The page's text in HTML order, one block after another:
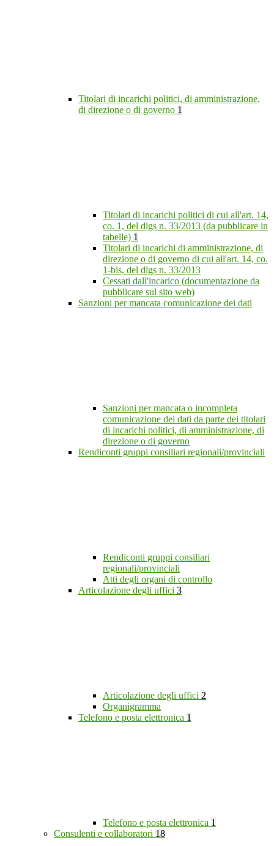
Titolari di incarichi politici, di amministrazione,
di direzione o di governo 1
Titolari di incarichi politici di cui all'art. 14,
co. 1, del dlgs n. 33/2013 (da pubblicare in
tabelle) 1
Titolari di incarichi di amministrazione, di
direzione o di governo di cui all'art. 14, co.
1-bis, del dlgs n. 33/2013
Cessati dall'incarico (documentazione da
pubblicare sul sito web)
Sanzioni per mancata comunicazione dei dati
Sanzioni per mancata o incompleta
comunicazione dei dati da parte dei titolari
di incarichi politici, di amministrazione, di
direzione o di governo
Rendiconti gruppi consiliari regionali/provinciali
Rendiconti gruppi consiliari
regionali/provinciali
Atti degli organi di controllo
Articolazione degli uffici 3
Articolazione degli uffici 2
Organigramma
Telefono e posta elettronica 1
Telefono e posta elettronica 1
Consulenti e collaboratori 18